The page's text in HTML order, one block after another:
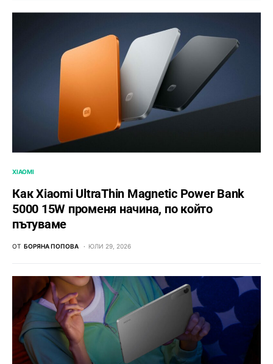
XIAOMI
Как Xiaomi UltraThin Magnetic Power Bank
5000 15W променя начина, по който
пътуваме
ОТ БОРЯНА ПОПОВА ЮЛИ 29, 2026